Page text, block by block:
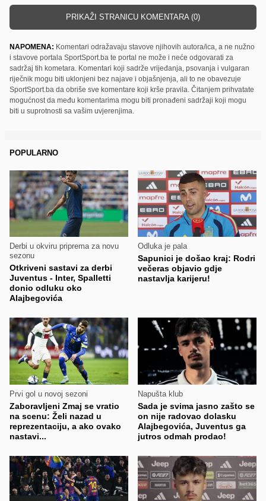
PRIKAŽI STRANICU KOMENTARA (0)
NAPOMENA: Komentari odražavaju stavove njihovih autora/ica, a ne nužno
i stavove portala SportSport.ba te portal ne može i neće odgovarati za
sadržaj tih kometara. Komentari koji sadrže vrijeđanja, psovanja i vulgaran
riječnik mogu biti uklonjeni bez najave i objašnjenja, ali to ne obavezuje
SportSport.ba da obriše sve komentare koji krše pravila. Čitanjem prihvatate
mogućnost da među komentarima mogu biti pronađeni sadržaji koji mogu
biti u suprotnosti sa vašim uvjerenjima.
POPULARNO
Derbi u okviru priprema za novu
sezonu
Otkriveni sastavi za derbi
Juventus - Inter, Spalletti
donio odluku oko
Alajbegovića
Odluka je pala
Sapunici je došao kraj: Rodri
večeras objavio gdje
nastavlja karijeru!
Prvi gol u novoj sezoni
Zaboravljeni Zmaj se vratio
na scenu: Želi nazad u
reprezentaciju, a ako ovako
nastavi...
Napušta klub
Sada je svima jasno zašto se
on nije radovao dolasku
Alajbegovića, Juventus ga
jutros odmah prodao!